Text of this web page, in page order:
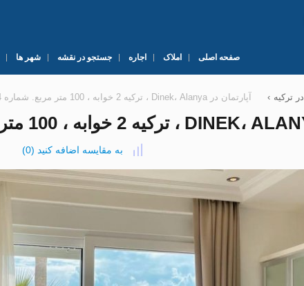
صفحه اصلی املاک اجاره جستجو در نقشه شهر ها
ترکیه › آپارتمان در Dinek، Alanya ، ترکیه 2 خوابه ، 100 متر مربع. شماره 182184
به مقایسه اضافه کنید (
0
)